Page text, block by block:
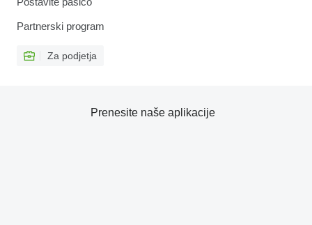
Partnerski program
Za podjetja
Prenesite naše aplikacije